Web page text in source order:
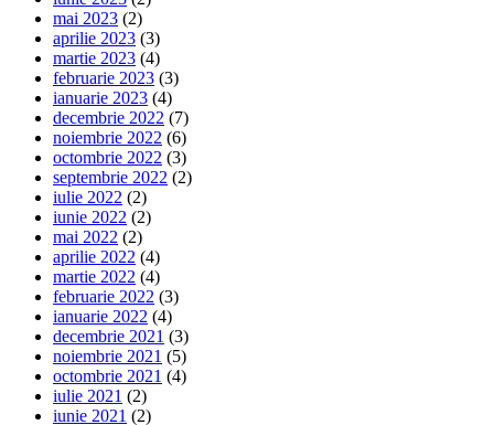
mai 2023 (2)
aprilie 2023 (3)
martie 2023 (4)
februarie 2023 (3)
ianuarie 2023 (4)
decembrie 2022 (7)
noiembrie 2022 (6)
octombrie 2022 (3)
septembrie 2022 (2)
iulie 2022 (2)
iunie 2022 (2)
mai 2022 (2)
aprilie 2022 (4)
martie 2022 (4)
februarie 2022 (3)
ianuarie 2022 (4)
decembrie 2021 (3)
noiembrie 2021 (5)
octombrie 2021 (4)
iulie 2021 (2)
iunie 2021 (2)